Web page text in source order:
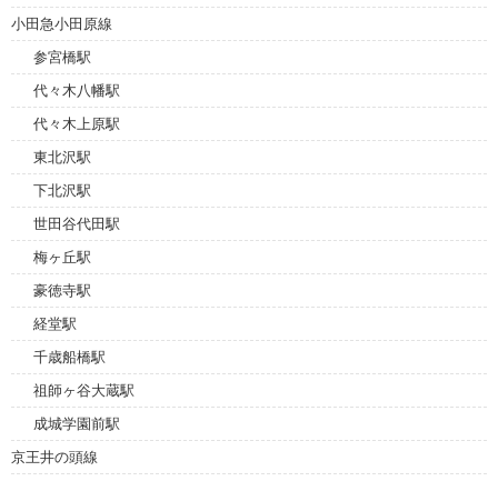
小田急小田原線
参宮橋駅
代々木八幡駅
代々木上原駅
東北沢駅
下北沢駅
世田谷代田駅
梅ヶ丘駅
豪徳寺駅
経堂駅
千歳船橋駅
祖師ヶ谷大蔵駅
成城学園前駅
京王井の頭線